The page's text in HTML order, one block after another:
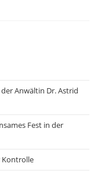
Anwältin Dr. Astrid
Fest in der
Kontrolle